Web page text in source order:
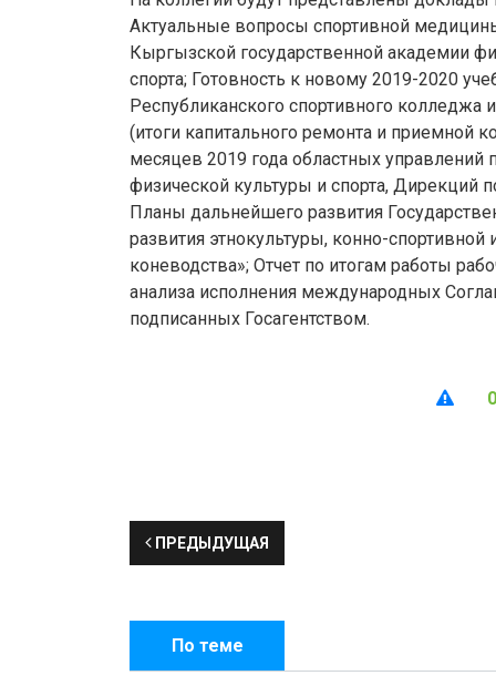
Актуальные вопросы спортивной
Кыргызской государственной академии
спорта; Готовность к новому 2019-2020
Республиканского спортивного
(итоги капитального ремонта и приемной
месяцев 2019 года областных
физической культуры и спорта, Дирекций
Планы дальнейшего развития
развития этнокультуры, конно-спортивной
коневодства»; Отчет по итогам работы
анализа исполнения международных
подписанных Госагентством.
0
ПРЕДЫДУЩАЯ
По теме